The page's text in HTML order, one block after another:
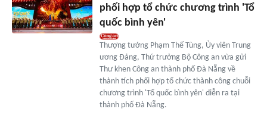
phối hợp tổ chức chương trình 'Tổ
quốc bình yên'
Thượng tướng Phạm Thế Tùng, Ủy viên Trung
ương Đảng, Thứ trưởng Bộ Công an vừa gửi
Thư khen Công an thành phố Đà Nẵng về
thành tích phối hợp tổ chức thành công chuỗi
chương trình 'Tổ quốc bình yên' diễn ra tại
thành phố Đà Nẵng.